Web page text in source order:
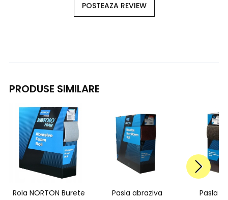
POSTEAZA REVIEW
PRODUSE SIMILARE
Rola NORTON Burete
Pasla abraziva
Pasla